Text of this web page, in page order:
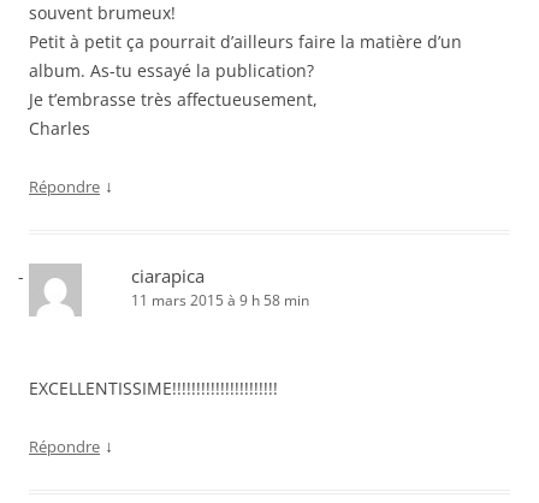
souvent brumeux!
Petit à petit ça pourrait d’ailleurs faire la matière d’un
album. As-tu essayé la publication?
Je t’embrasse très affectueusement,
Charles
Répondre ↓
ciarapica
11 mars 2015 à 9 h 58 min
EXCELLENTISSIME!!!!!!!!!!!!!!!!!!!!!!
Répondre ↓